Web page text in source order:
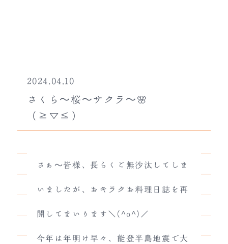
2024.04.10
さくら～桜～サクラ～🌸
（≧▽≦）
さぁ～皆様、長らくご無沙汰してしま
いましたが、おキラクお料理日誌を再
開してまいります＼(^o^)／
今年は年明け早々、能登半島地震で大